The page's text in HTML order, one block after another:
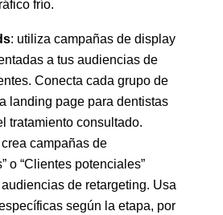
frío.
: utiliza campañas de display
a tus audiencias de
Conecta cada grupo de
landing page para dentistas
tratamiento consultado.
campañas de
o “Clientes potenciales”
de retargeting. Usa
según la etapa, por